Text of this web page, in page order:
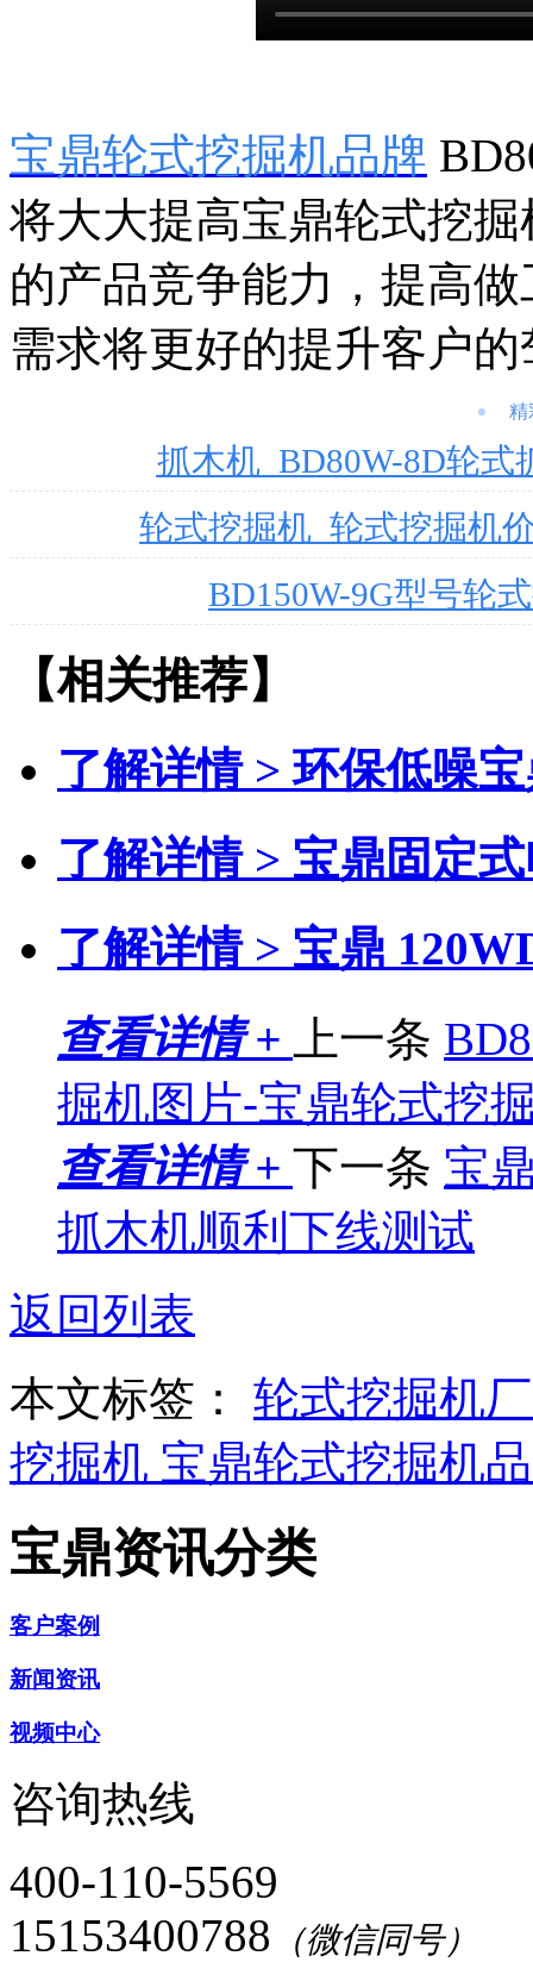
宝鼎轮式挖掘机品牌
将大大提高宝鼎轮式挖
的产品竞争能力，提高
需求将更好的提升客户
精
抓木机_BD80W-8D轮
轮式挖掘机_轮式挖掘机
BD150W-9G型号轮
【相关推荐】
了解详情 >环保低噪
了解详情 > 宝鼎固定
了解详情 > 宝鼎
查看详情 +
上一条
掘机图片-宝鼎轮式挖
查看详情 + 下一条 宝
抓木机顺利下线测试
返回列表
本文标签： 轮式挖掘机
挖掘机 宝鼎轮式挖掘机
宝鼎资讯分类
客户案例
新闻资讯
视频中心
咨询热线
400-110-5569
15153400788 （微信同号）